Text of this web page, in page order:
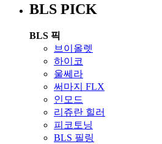
BLS PICK
BLS 픽
브이올렛
하이코
울쎄라
써마지 FLX
인모드
리쥬란 힐러
피코토닝
BLS 필링